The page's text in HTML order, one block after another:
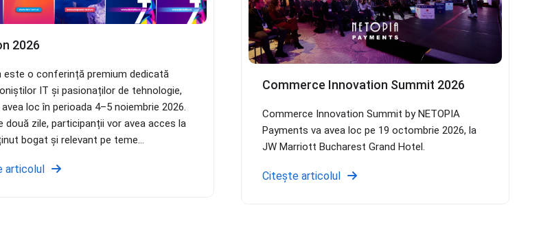
2026
este o conferință premium dedicată
IT și pasionaților de tehnologie,
loc în perioada 4–5 noiembrie 2026.
două zile, participanții vor avea acces la
bogat și relevant pe teme...
articolul
Commerce Innovation Summit 2026
Commerce Innovation Summit by NETOPIA
Payments va avea loc pe 19 octombrie 2026, la
JW Marriott Bucharest Grand Hotel.
Citește articolul